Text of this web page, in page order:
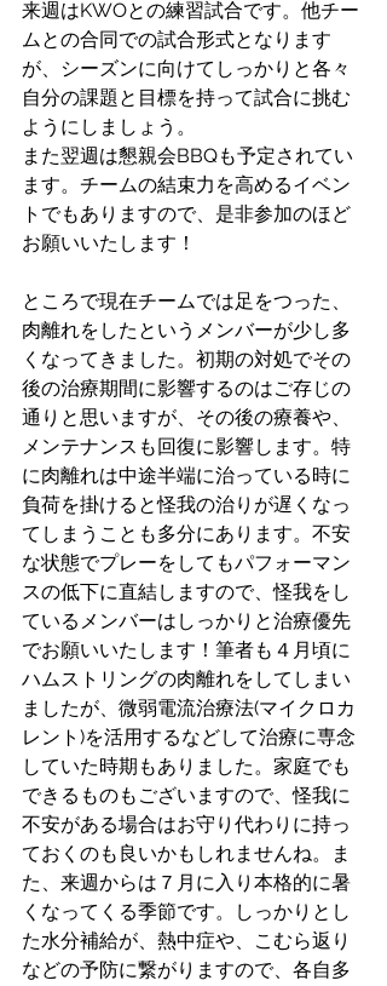
来週はKWOとの練習試合です。他チー
ムとの合同での試合形式となります
が、シーズンに向けてしっかりと各々
自分の課題と目標を持って試合に挑む
ようにしましょう。
また翌週は懇親会BBQも予定されてい
ます。チームの結束力を高めるイベン
トでもありますので、是非参加のほど
お願いいたします！
ところで現在チームでは足をつった、
肉離れをしたというメンバーが少し多
くなってきました。初期の対処でその
後の治療期間に影響するのはご存じの
通りと思いますが、その後の療養や、
メンテナンスも回復に影響します。特
に肉離れは中途半端に治っている時に
負荷を掛けると怪我の治りが遅くなっ
てしまうことも多分にあります。不安
な状態でプレーをしてもパフォーマン
スの低下に直結しますので、怪我をし
ているメンバーはしっかりと治療優先
でお願いいたします！筆者も４月頃に
ハムストリングの肉離れをしてしまい
ましたが、微弱電流治療法(マイクロカ
レント)を活用するなどして治療に専念
していた時期もありました。家庭でも
できるものもございますので、怪我に
不安がある場合はお守り代わりに持っ
ておくのも良いかもしれませんね。ま
た、来週からは７月に入り本格的に暑
くなってくる季節です。しっかりとし
た水分補給が、熱中症や、こむら返り
などの予防に繋がりますので、各自多